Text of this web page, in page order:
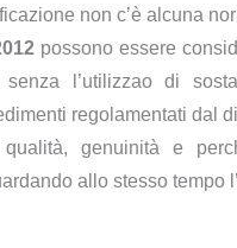
non c’è alcuna
possono essere
l’utilizzao di
regolamentati dal
genuinità e
allo stesso tempo